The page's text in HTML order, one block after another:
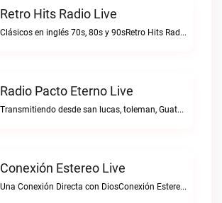
Retro Hits Radio Live
Clásicos en inglés 70s, 80s y 90sRetro Hits Radio live
Radio Pacto Eterno Live
Transmitiendo desde san lucas, toleman, Guatemala. Centro america.Radio Pacto Eterno live
Conexión Estereo Live
Una Conexión Directa con DiosConexión Estereo live